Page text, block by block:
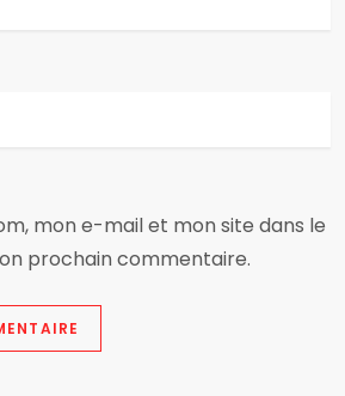
mon e-mail et mon site dans le
prochain commentaire.